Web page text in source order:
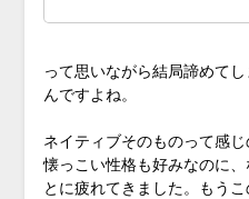
って思いながら結局諦めて
んですよね。
ネイティブそのものって感
懐っこい性格も好みなのに
とに疲れてきました。もう